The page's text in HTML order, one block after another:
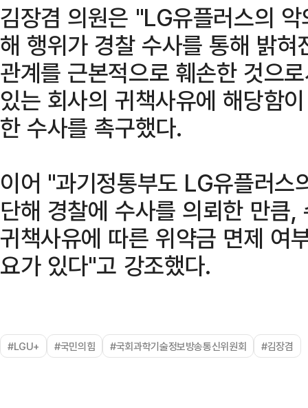
김장겸 의원은 "LG유플러스의
해 행위가 경찰 수사를 통해 밝
관계를 근본적으로 훼손한 것으
있는 회사의 귀책사유에 해당함
한 수사를 촉구했다.
이어 "과기정통부도 LG유플러스
단해 경찰에 수사를 의뢰한 만큼
귀책사유에 따른 위약금 면제 여
요가 있다"고 강조했다.
#LGU+ #국민의힘 #국회과학기술정보방송통신위원회 #김장겸